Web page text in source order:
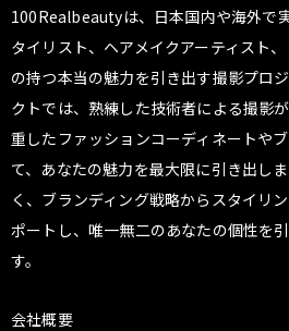
100Realbeautyは、日本国内や海外で
タイリスト、ヘアメイクアーティスト
の持つ本当の魅力を引き出す撮影プロ
クトでは、熟練した技術者による撮影
重したファッションコーディネートや
て、あなたの魅力を最大限に引き出し
く、ブランディング戦略からスタイリ
ポートし、唯一無二のあなたの個性を
す。
会社概要